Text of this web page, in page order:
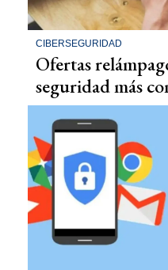
CIBERSEGURIDAD
Ofertas
seguridad más